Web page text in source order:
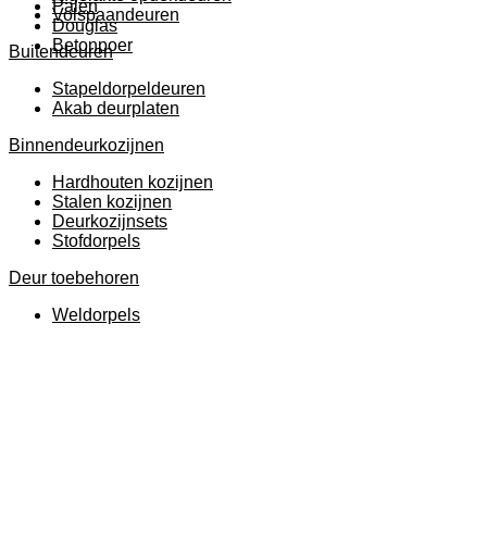
Palen
Douglas
Betonpoer
Volspaandeuren
Buitendeuren
Stapeldorpeldeuren
Akab deurplaten
Binnendeurkozijnen
Hardhouten kozijnen
Stalen kozijnen
Deurkozijnsets
Stofdorpels
Deur toebehoren
Weldorpels